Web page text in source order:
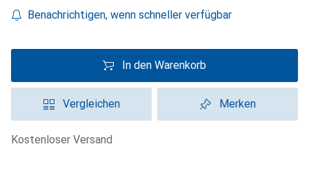
Benachrichtigen, wenn schneller verfügbar
In den Warenkorb
Vergleichen Merken
kostenloser Versand